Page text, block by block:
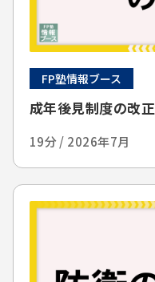
FP塾情報ブース
成年後見制度の改正
19分 / 2026年7月